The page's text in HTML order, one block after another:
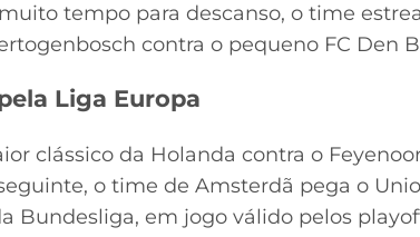
tempo para descanso, o time
contra o pequeno FC Den
Liga Europa
clássico da Holanda contra o
o time de Amsterdã pega o
Bundesliga, em jogo válido pelos